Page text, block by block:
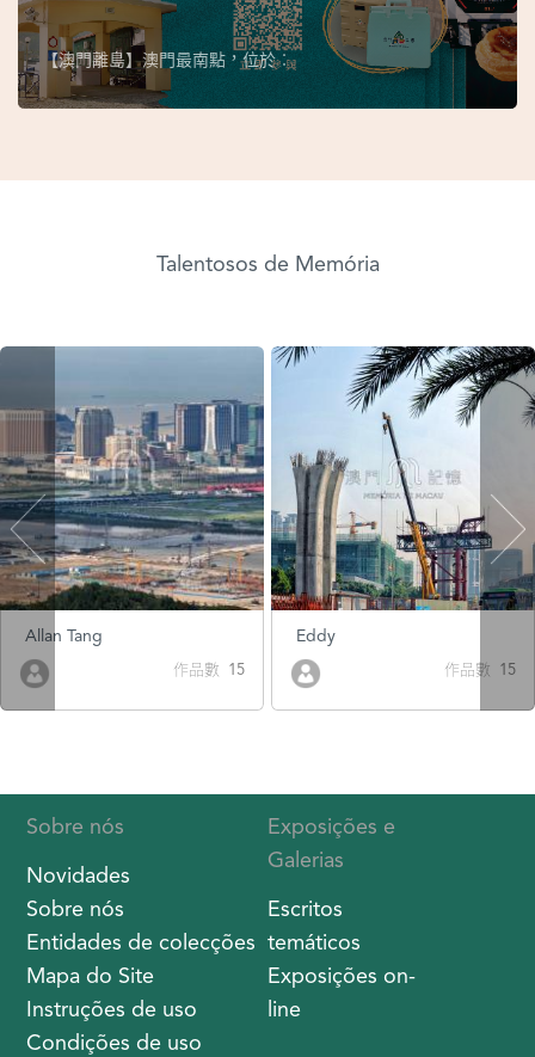
【澳門離島】澳門最南點，位於︰
Talentosos de Memória
Allan Tang
作品數 15
Eddy
作品數 15
Sobre nós
Novidades
Sobre nós
Entidades de colecções
Mapa do Site
Instruções de uso
Condições de uso
Exposições e
Galerias
Escritos
temáticos
Exposições on-
line